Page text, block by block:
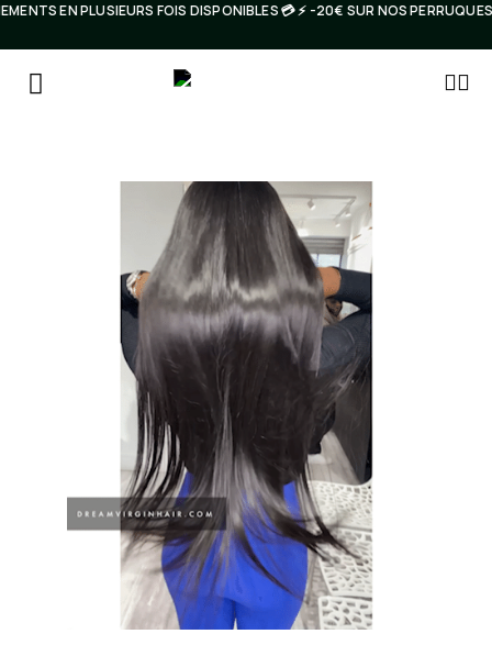
EN PLUSIEURS FOIS DISPONIBLES 💳 ⚡️ -20€ SUR NOS